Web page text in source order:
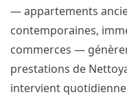
— appartements
contemporaines,
commerces —
prestations de
intervient